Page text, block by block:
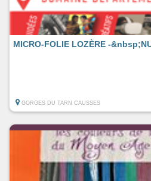
MICRO-FOLIE LOZÈRE -
GORGES DU TARN CAUSSES